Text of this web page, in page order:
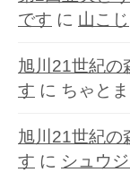
です に 山こじ
旭川21世紀の
す に ちゃとま
旭川21世紀の
す に シュウ